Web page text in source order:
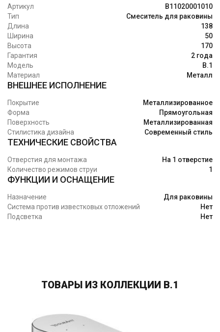
Артикул
B11020001010
Тип
Смеситель для раковины
Длина
138
Ширина
50
Высота
170
Гарантия
2 года
Модель
B.1
Материал
Металл
ВНЕШНЕЕ ИСПОЛНЕНИЕ
Покрытие
Металлизированное
Форма
Прямоугольная
Поверхность
Металлизированная
Стилистика дизайна
Современный стиль
ТЕХНИЧЕСКИЕ СВОЙСТВА
Отверстия для монтажа
На 1 отверстие
Количество режимов струи
1
ФУНКЦИИ И ОСНАЩЕНИЕ
Назначение
Для раковины
Система против известковых отложений
Нет
Подсветка
Нет
ТОВАРЫ ИЗ КОЛЛЕКЦИИ B.1